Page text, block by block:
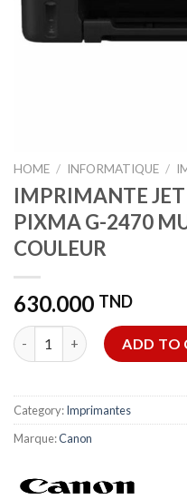
HOME / INFORMATIQUE /
IMPRIMANTE JET
PIXMA G-2470
COULEUR
630.000 TND
IMPRIMANTE JETADD TO
Category:Imprimantes
Marque:Canon